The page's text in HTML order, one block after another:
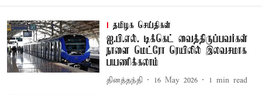
தமிழக செய்திகள்
ஐ.பி.எல். டிக்கெட் வைத்திருப்பவர்கள்
நாளை மெட்ரோ ரெயிலில் இலவசமாக
பயணிக்கலாம்
தினத்தந்தி 16 May 2026 1 min read